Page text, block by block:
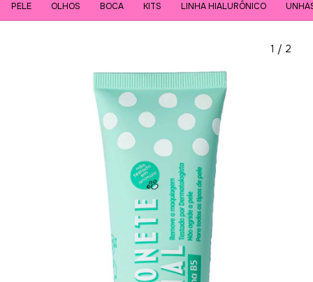
PELE OLHOS BOCA KITS LINHA HIALURÔNICO
1 / 2